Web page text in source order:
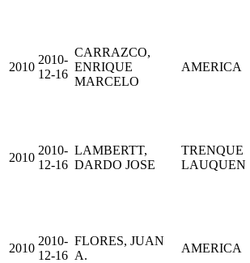
2010
2010-
12-16
CARRAZCO,
ENRIQUE
MARCELO
AMERICA
2010
2010-
12-16
LAMBERTT,
DARDO JOSE
TRENQUE
LAUQUEN
2010
2010-
12-16
FLORES, JUAN
A.
AMERICA